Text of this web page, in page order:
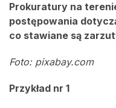
Prokuratury na
postępowania
co stawiane są
Foto: pixabay.com
Przykład nr 1